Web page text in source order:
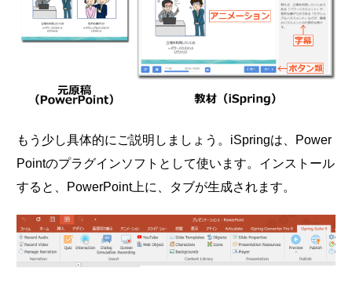
もう少し具体的にご説明しましょう。iSpringは、Power
Pointのプラグインソフトとして使います。インストール
すると、PowerPoint上に、タブが生成されます。